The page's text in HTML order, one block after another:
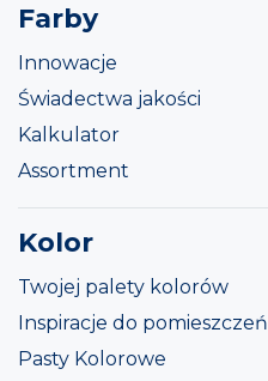
Farby
Innowacje
Świadectwa jakości
Kalkulator
Assortment
Kolor
Twojej palety kolorów
Inspiracje do pomieszczeń
Pasty Kolorowe